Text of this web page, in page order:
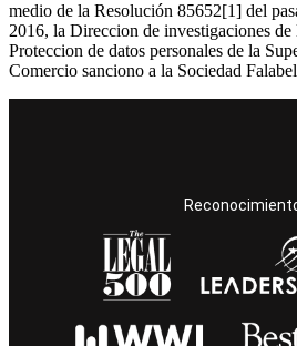
medio de la Resolución 85652[1] del
2016, la Direccion de investigaciones de
Proteccion de datos personales de la
Comercio sanciono a la Sociedad